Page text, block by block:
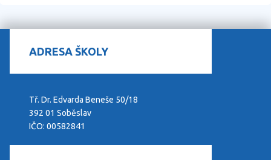
ADRESA ŠKOLY
Tř. Dr. Edvarda Beneše 50/18
392 01 Soběslav
IČO: 00582841